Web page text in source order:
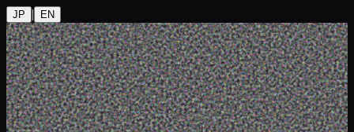
JP | EN